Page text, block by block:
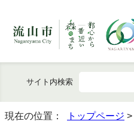
サイト内検索
現在の位置： トップページ >